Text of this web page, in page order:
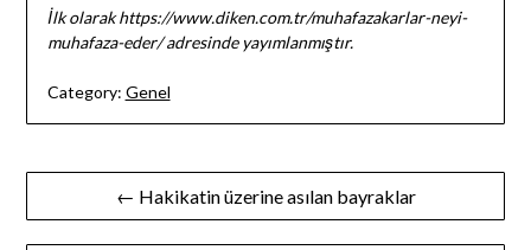
İlk olarak https://www.diken.com.tr/muhafazakarlar-neyi-
muhafaza-eder/ adresinde yayımlanmıştır.
Category: Genel
Yazı
gezinmesi
← Hakikatin üzerine asılan bayraklar